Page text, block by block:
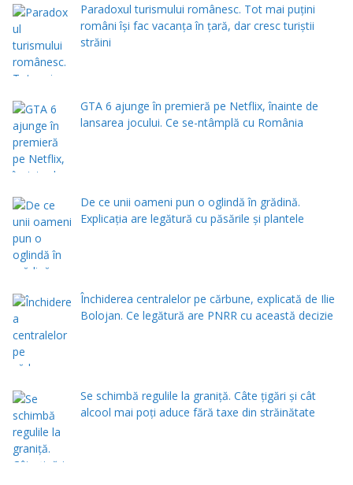
Paradoxul turismului românesc. Tot mai puțini
români își fac vacanța în țară, dar cresc turiștii
străini
GTA 6 ajunge în premieră pe Netflix, înainte de
lansarea jocului. Ce se-ntâmplă cu România
De ce unii oameni pun o oglindă în grădină.
Explicația are legătură cu păsările și plantele
Închiderea centralelor pe cărbune, explicată de Ilie
Bolojan. Ce legătură are PNRR cu această decizie
Se schimbă regulile la graniță. Câte țigări și cât
alcool mai poți aduce fără taxe din străinătate